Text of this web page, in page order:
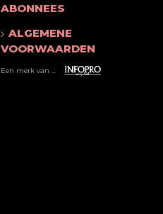
ABONNEES
ALGEMENE
VOORWAARDEN
Een merk van ...